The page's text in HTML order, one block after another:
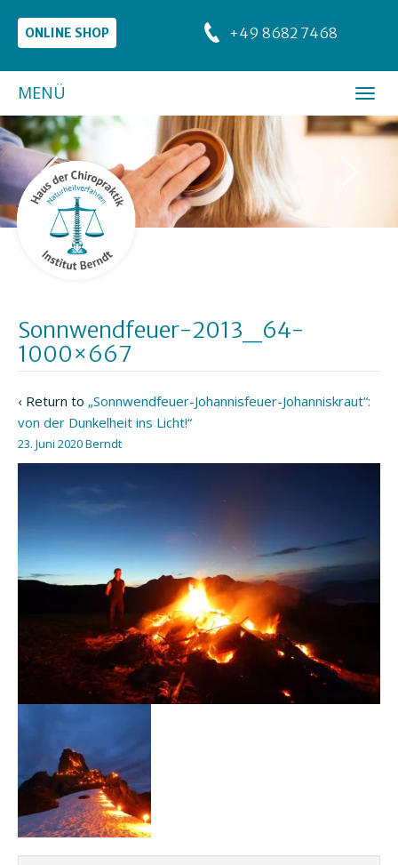
ONLINE SHOP +49 8682 7468
MENÜ
Sonnwendfeuer-2013_64-
1000×667
‹ Return to „Sonnwendfeuer-Johannisfeuer-Johanniskraut“:
von der Dunkelheit ins Licht!“
23. Juni 2020Berndt